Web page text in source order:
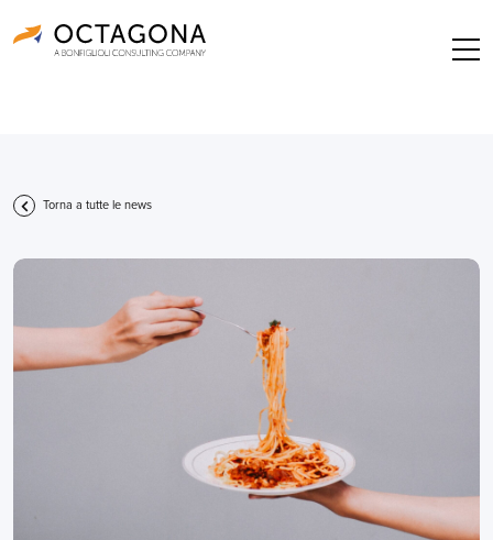
Torna a tutte le news